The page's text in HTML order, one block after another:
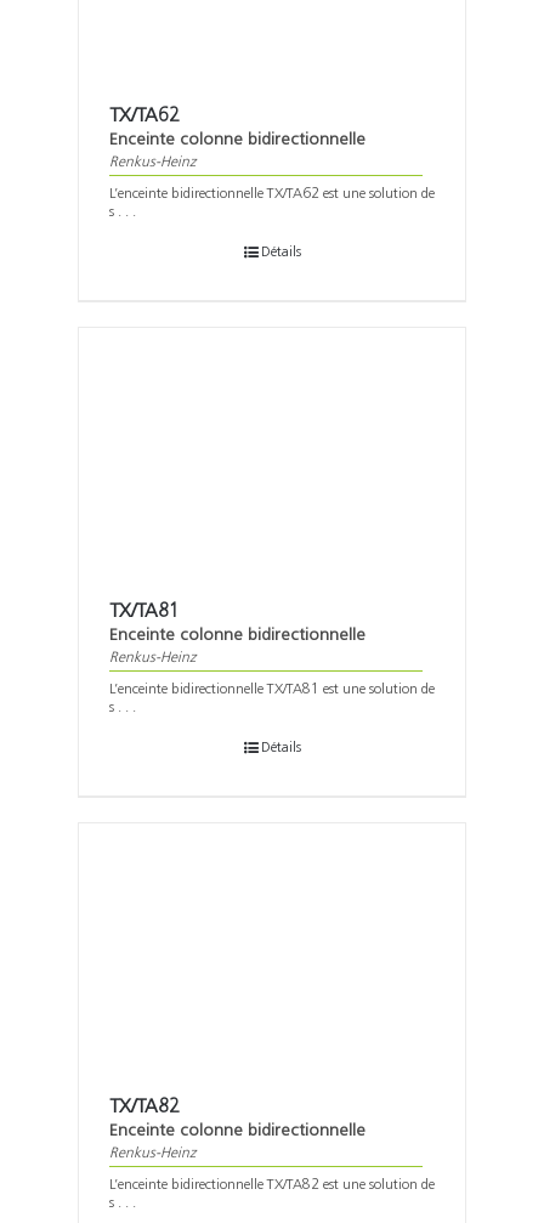
TX/TA62
Enceinte colonne bidirectionnelle
Renkus-Heinz
L’enceinte bidirectionnelle TX/TA62 est une solution de
s . . .
Détails
TX/TA81
Enceinte colonne bidirectionnelle
Renkus-Heinz
L’enceinte bidirectionnelle TX/TA81 est une solution de
s . . .
Détails
TX/TA82
Enceinte colonne bidirectionnelle
Renkus-Heinz
L’enceinte bidirectionnelle TX/TA82 est une solution de
s . . .